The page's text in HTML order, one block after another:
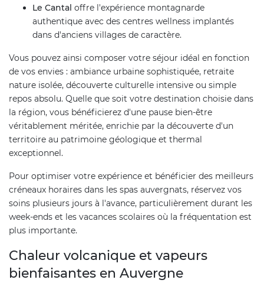
Le Cantal offre l'expérience montagnarde
authentique avec des centres wellness implantés
dans d'anciens villages de caractère.
Vous pouvez ainsi composer votre séjour idéal en fonction
de vos envies : ambiance urbaine sophistiquée, retraite
nature isolée, découverte culturelle intensive ou simple
repos absolu. Quelle que soit votre destination choisie dans
la région, vous bénéficierez d'une pause bien-être
véritablement méritée, enrichie par la découverte d'un
territoire au patrimoine géologique et thermal
exceptionnel.
Pour optimiser votre expérience et bénéficier des meilleurs
créneaux horaires dans les spas auvergnats, réservez vos
soins plusieurs jours à l'avance, particulièrement durant les
week-ends et les vacances scolaires où la fréquentation est
plus importante.
Chaleur volcanique et vapeurs
bienfaisantes en Auvergne